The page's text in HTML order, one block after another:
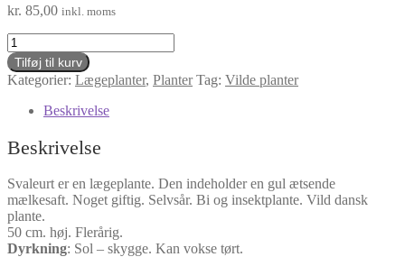
kr. 85,00 inkl. moms
Svaleurt,
Chelidonium
majus
antal
Tilføj til kurv
Kategorier: Lægeplanter, Planter Tag: Vilde planter
Beskrivelse
Beskrivelse
Svaleurt er en lægeplante. Den indeholder en gul ætsende
mælkesaft. Noget giftig. Selvsår. Bi og insektplante. Vild dansk
plante.
50 cm. høj. Flerårig.
Dyrkning: Sol – skygge. Kan vokse tørt.